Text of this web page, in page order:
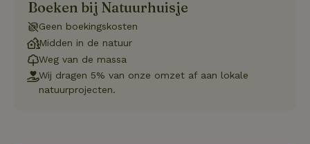
Boeken bij Natuurhuisje
Geen boekingskosten
Midden in de natuur
Weg van de massa
Wij dragen 5% van onze omzet af aan lokale
natuurprojecten.
CookieScriptConsent
CookieScript
.natuurhuisje.nl
Privacy Policy